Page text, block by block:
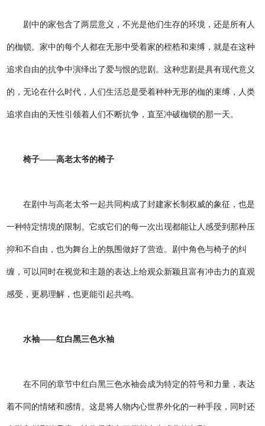
剧中的家包含了两层意义，不光是他们生存的环境，还是所有人
的枷锁。家中的每个人都在无形中受着家的桎梏和束缚，就是在这种
追求自由的抗争中演绎出了爱与恨的悲剧。这种悲剧是具有现代意义
的，无论在什么时代，人们生活总是受着种种无形的枷的束缚，人类
追求自由的天性引领着人们不断抗争，直至冲破枷锁的那一天。
椅子——高老太爷的椅子
在剧中与高老太爷一起共同构成了封建家长制权威的象征，也是
一种特定情境的限制。它或它们的每一次出现都能让人感受到那种压
抑和不自由，也为舞台上的氛围做好了营造。剧中角色与椅子的纠
缠，可以同时在视觉和主题的表达上给观众新颖且富有冲击力的直观
感受，更易理解，也更能引起共鸣。
水袖——红白黑三色水袖
在不同的章节中红白黑三色水袖会成为特定的符号和力量，表达
着不同的情绪和感情。这是将人物内心世界外化的一种手段，同时还